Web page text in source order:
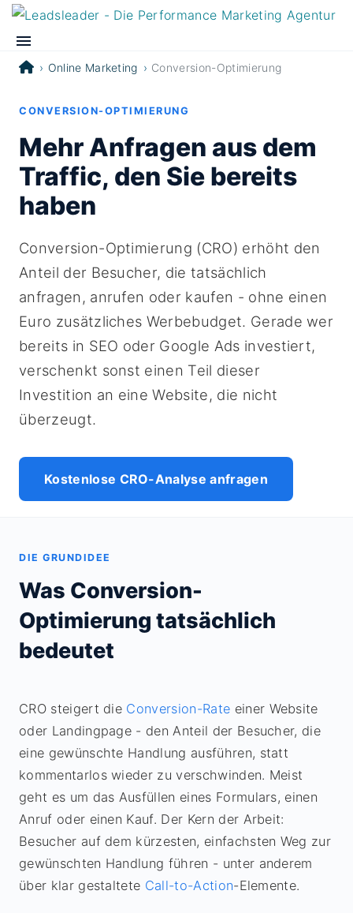
Online Marketing Conversion-Optimierung
CONVERSION-OPTIMIERUNG
Mehr Anfragen aus dem
Traffic, den Sie bereits
haben
Conversion-Optimierung (CRO) erhöht den
Anteil der Besucher, die tatsächlich
anfragen, anrufen oder kaufen - ohne einen
Euro zusätzliches Werbebudget. Gerade wer
bereits in SEO oder Google Ads investiert,
verschenkt sonst einen Teil dieser
Investition an eine Website, die nicht
überzeugt.
Kostenlose CRO-Analyse anfragen
DIE GRUNDIDEE
Was Conversion-
Optimierung tatsächlich
bedeutet
CRO steigert die Conversion-Rate einer Website
oder Landingpage - den Anteil der Besucher, die
eine gewünschte Handlung ausführen, statt
kommentarlos wieder zu verschwinden. Meist
geht es um das Ausfüllen eines Formulars, einen
Anruf oder einen Kauf. Der Kern der Arbeit:
Besucher auf dem kürzesten, einfachsten Weg zur
gewünschten Handlung führen - unter anderem
über klar gestaltete Call-to-Action-Elemente.